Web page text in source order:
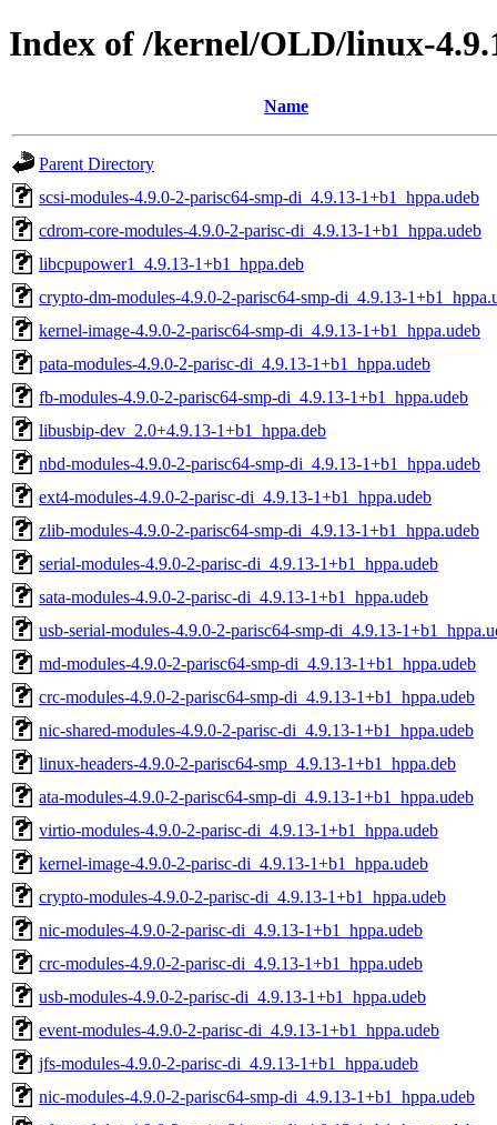
Index of /kernel/OLD/linux-
Name
Parent Directory
scsi-modules-4.9.0-2-parisc64-smp-di_4.9.13-1+b1_hppa.udeb
cdrom-core-modules-4.9.0-2-parisc-di_4.9.13-1+b1_hppa.udeb
libcpupower1_4.9.13-1+b1_hppa.deb
crypto-dm-modules-4.9.0-2-parisc64-smp-di_4.9.13-
kernel-image-4.9.0-2-parisc64-smp-di_4.9.13-1+b1_hppa.udeb
pata-modules-4.9.0-2-parisc-di_4.9.13-1+b1_hppa.udeb
fb-modules-4.9.0-2-parisc64-smp-di_4.9.13-1+b1_hppa.udeb
libusbip-dev_2.0+4.9.13-1+b1_hppa.deb
nbd-modules-4.9.0-2-parisc64-smp-di_4.9.13-1+b1_hppa.udeb
ext4-modules-4.9.0-2-parisc-di_4.9.13-1+b1_hppa.udeb
zlib-modules-4.9.0-2-parisc64-smp-di_4.9.13-1+b1_hppa.udeb
serial-modules-4.9.0-2-parisc-di_4.9.13-1+b1_hppa.udeb
sata-modules-4.9.0-2-parisc-di_4.9.13-1+b1_hppa.udeb
usb-serial-modules-4.9.0-2-parisc64-smp-di_4.9.13-
md-modules-4.9.0-2-parisc64-smp-di_4.9.13-1+b1_hppa.udeb
crc-modules-4.9.0-2-parisc64-smp-di_4.9.13-1+b1_hppa.udeb
nic-shared-modules-4.9.0-2-parisc-di_4.9.13-1+b1_hppa.udeb
linux-headers-4.9.0-2-parisc64-smp_4.9.13-1+b1_hppa.deb
ata-modules-4.9.0-2-parisc64-smp-di_4.9.13-1+b1_hppa.udeb
virtio-modules-4.9.0-2-parisc-di_4.9.13-1+b1_hppa.udeb
kernel-image-4.9.0-2-parisc-di_4.9.13-1+b1_hppa.udeb
crypto-modules-4.9.0-2-parisc-di_4.9.13-1+b1_hppa.udeb
nic-modules-4.9.0-2-parisc-di_4.9.13-1+b1_hppa.udeb
crc-modules-4.9.0-2-parisc-di_4.9.13-1+b1_hppa.udeb
usb-modules-4.9.0-2-parisc-di_4.9.13-1+b1_hppa.udeb
event-modules-4.9.0-2-parisc-di_4.9.13-1+b1_hppa.udeb
jfs-modules-4.9.0-2-parisc-di_4.9.13-1+b1_hppa.udeb
nic-modules-4.9.0-2-parisc64-smp-di_4.9.13-1+b1_hppa.udeb